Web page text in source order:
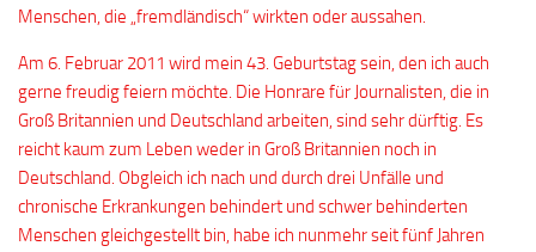
Menschen, die „fremdländisch“ wirkten oder aussahen.
Am 6. Februar 2011 wird mein 43. Geburtstag sein, den ich auch
gerne freudig feiern möchte. Die Honrare für Journalisten, die in
Groß Britannien und Deutschland arbeiten, sind sehr dürftig. Es
reicht kaum zum Leben weder in Groß Britannien noch in
Deutschland. Obgleich ich nach und durch drei Unfälle und
chronische Erkrankungen behindert und schwer behinderten
Menschen gleichgestellt bin, habe ich nunmehr seit fünf Jahren